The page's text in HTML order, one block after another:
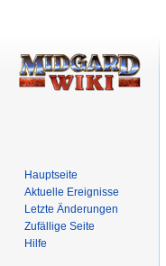
Hauptseite
Aktuelle Ereignisse
Letzte Änderungen
Zufällige Seite
Hilfe